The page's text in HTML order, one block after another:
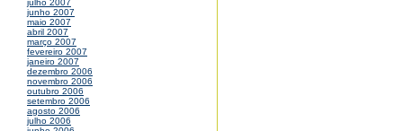
julho 2007
junho 2007
maio 2007
abril 2007
março 2007
fevereiro 2007
janeiro 2007
dezembro 2006
novembro 2006
outubro 2006
setembro 2006
agosto 2006
julho 2006